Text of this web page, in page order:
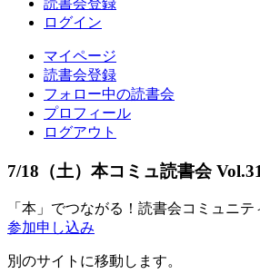
読書会登録
ログイン
マイページ
読書会登録
フォロー中の読書会
プロフィール
ログアウト
7/18（土）本コミュ読書会
「本」でつながる！読書会コミュニテ
参加申し込み
別のサイトに移動します。